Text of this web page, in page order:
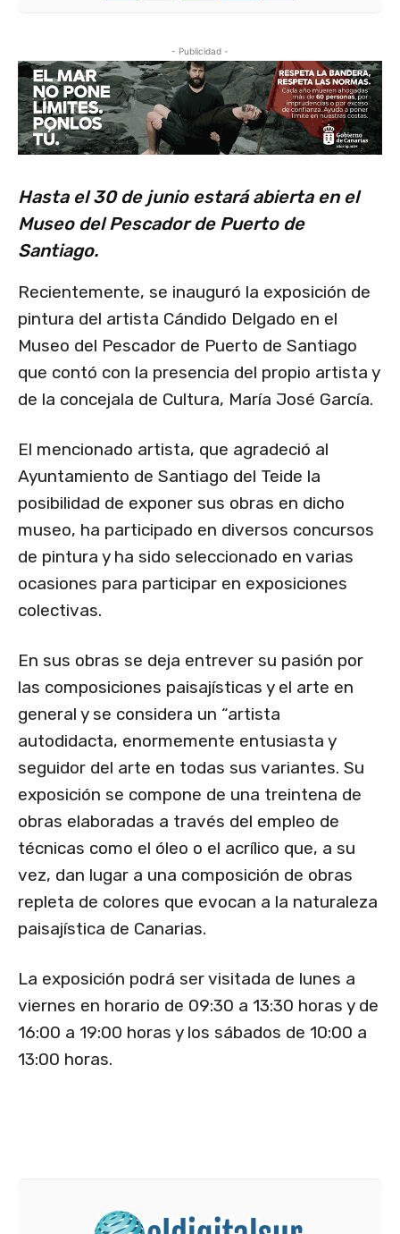
- Publicidad -
Hasta el 30 de junio estará abierta en el
Museo del Pescador de Puerto de
Santiago.
Recientemente, se inauguró la exposición de
pintura del artista Cándido Delgado en el
Museo del Pescador de Puerto de Santiago
que contó con la presencia del propio artista y
de la concejala de Cultura, María José García.
El mencionado artista, que agradeció al
Ayuntamiento de Santiago del Teide la
posibilidad de exponer sus obras en dicho
museo, ha participado en diversos concursos
de pintura y ha sido seleccionado en varias
ocasiones para participar en exposiciones
colectivas.
En sus obras se deja entrever su pasión por
las composiciones paisajísticas y el arte en
general y se considera un “artista
autodidacta, enormemente entusiasta y
seguidor del arte en todas sus variantes. Su
exposición se compone de una treintena de
obras elaboradas a través del empleo de
técnicas como el óleo o el acrílico que, a su
vez, dan lugar a una composición de obras
repleta de colores que evocan a la naturaleza
paisajística de Canarias.
La exposición podrá ser visitada de lunes a
viernes en horario de 09:30 a 13:30 horas y de
16:00 a 19:00 horas y los sábados de 10:00 a
13:00 horas.